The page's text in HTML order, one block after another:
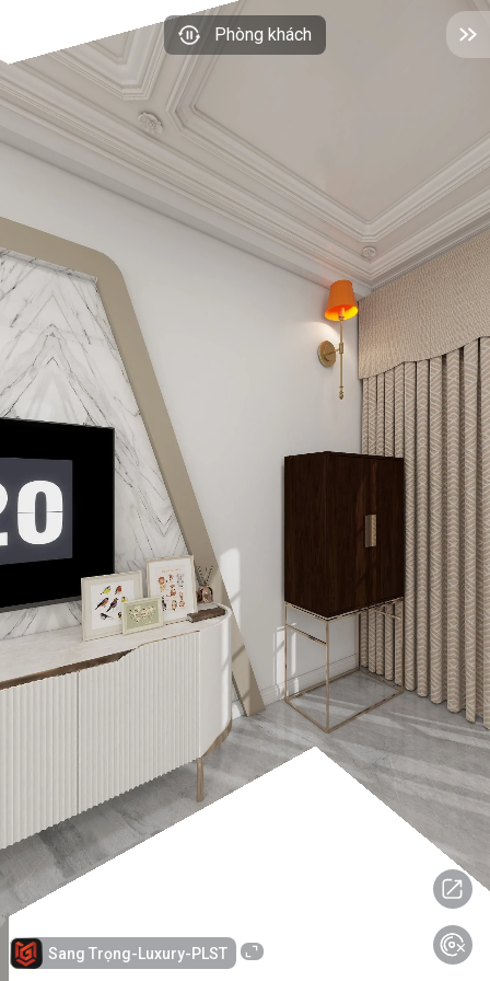
Phòng khách
Sang Trọng-Luxury-PLST